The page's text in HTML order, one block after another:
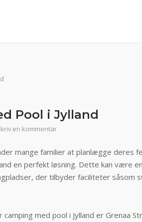
Pool i Jylland
en kommentar
mange familier at planlægge deres
en perfekt løsning. Dette kan være
der tilbyder faciliteter
med pool i Jylland er Grenaa